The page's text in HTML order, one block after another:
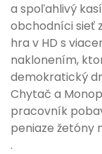
a spoľahlivý
obchodníci sieť
hra v HD s
naklonením,
demokratický
Chytač a
pracovník
peniaze žetóny
.